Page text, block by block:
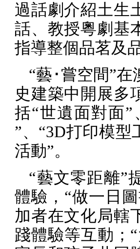
過話劇介紹土生
話、教授粵劇基
指導整個品茗及
“藝･嘗空間”
史建築中開展多
括“世遺面對面
”、“3D打印模型
活動”。
“藝文零距離”
體驗，“做一日
加者在文化局轄
踐體驗等互動；